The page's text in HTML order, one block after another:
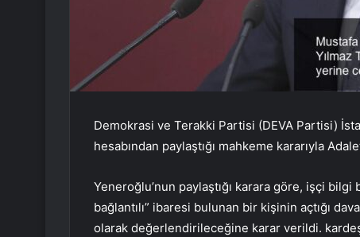
Demokrasi ve Terakki Partisi (DEVA Partisi)
hesabından paylaştığı mahkeme kararıyla
Yeneroğlu’nun paylaştığı karara göre, işçi
bağlantılı” ibaresi bulunan bir kişinin açtığı
olarak değerlendirileceğine karar verildi.